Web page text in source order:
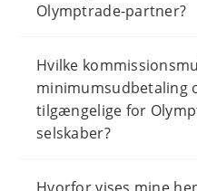
Olymptrade-partner?
Hvilke
minimumsudbetaling
tilgængelige for
selskaber?